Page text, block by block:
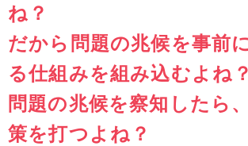
ね？
だから問題の兆候を事前
る仕組みを組み込むよね？
問題の兆候を察知したら
策を打つよね？